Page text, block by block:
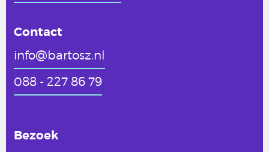
Contact
info@bartosz.nl
088 - 227 86 79
Bezoek